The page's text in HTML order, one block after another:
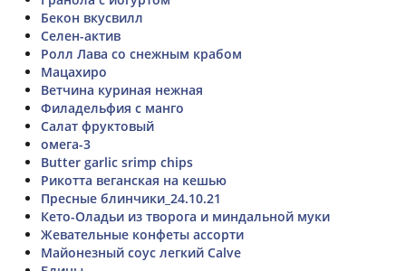
Бекон вкусвилл
Селен-актив
Ролл Лава со снежным крабом
Мацахиро
Ветчина куриная нежная
Филадельфия с манго
Салат фруктовый
омега-3
Butter garlic srimp chips
Рикотта веганская на кешью
Пресные блинчики_24.10.21
Кето-Оладьи из творога и миндальной муки
Жевательные конфеты ассорти
Майонезный соус легкий Calve